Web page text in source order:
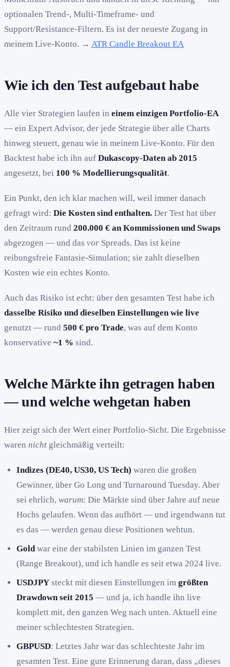
optionalen Trend-, Multi-Timeframe- und
Support/Resistance-Filtern. Es ist der neueste Zugang in
meinem Live-Konto. → ATR Candle Breakout EA
Wie ich den Test aufgebaut habe
Alle vier Strategien laufen in einem einzigen Portfolio-EA
— ein Expert Advisor, der jede Strategie über alle Charts
hinweg steuert, genau wie in meinem Live-Konto. Für den
Backtest habe ich ihn auf Dukascopy-Daten ab 2015
angesetzt, bei 100 % Modellierungsqualität.
Ein Punkt, den ich klar machen will, weil immer danach
gefragt wird: Die Kosten sind enthalten. Der Test hat über
den Zeitraum rund 200.000 € an Kommissionen und Swaps
abgezogen — und das vor Spreads. Das ist keine
reibungsfreie Fantasie-Simulation; sie zahlt dieselben
Kosten wie ein echtes Konto.
Auch das Risiko ist echt: über den gesamten Test habe ich
dasselbe Risiko und dieselben Einstellungen wie live
genutzt — rund 500 € pro Trade, was auf dem Konto
konservative ~1 % sind.
Welche Märkte ihn getragen haben
— und welche wehgetan haben
Hier zeigt sich der Wert einer Portfolio-Sicht. Die Ergebnisse
waren nicht gleichmäßig verteilt:
Indizes (DE40, US30, US Tech) waren die großen
Gewinner, über Go Long und Turnaround Tuesday. Aber
sei ehrlich, warum: Die Märkte sind über Jahre auf neue
Hochs gelaufen. Wenn das aufhört — und irgendwann tut
es das — werden genau diese Positionen wehtun.
Goldwar eine der stabilsten Linien im ganzen Test
(Range Breakout), und ich handle es seit etwa 2024 live.
USDJPY steckt mit diesen Einstellungen im größten
Drawdown seit 2015 — und ja, ich handle ihn live
komplett mit, den ganzen Weg nach unten. Aktuell eine
meiner schlechtesten Strategien.
GBPUSD: Letztes Jahr war das schlechteste Jahr im
gesamten Test. Eine gute Erinnerung daran, dass „dieses